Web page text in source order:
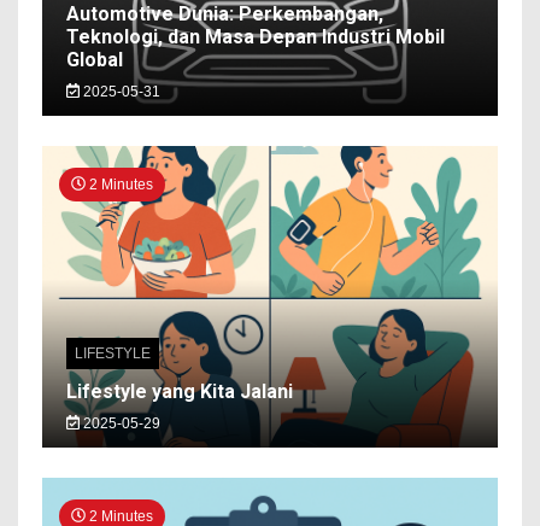
Automotive Dunia: Perkembangan,
Teknologi, dan Masa Depan Industri Mobil
Global
2025-05-31
2 Minutes
LIFESTYLE
Lifestyle yang Kita Jalani
2025-05-29
2 Minutes